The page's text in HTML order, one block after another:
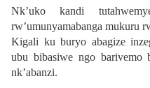
Nk’uko kandi
rw’umunyamabanga mukuru
Kigali ku buryo abagize
ubu bibasiwe ngo barivemo
nk’abanzi.